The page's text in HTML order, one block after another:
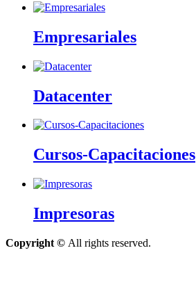
Empresariales
Datacenter
Cursos-Capacitaciones
Impresoras
Copyright © All rights reserved.